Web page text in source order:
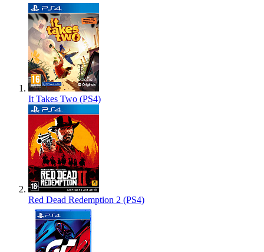
It Takes Two (PS4)
Red Dead Redemption 2 (PS4)